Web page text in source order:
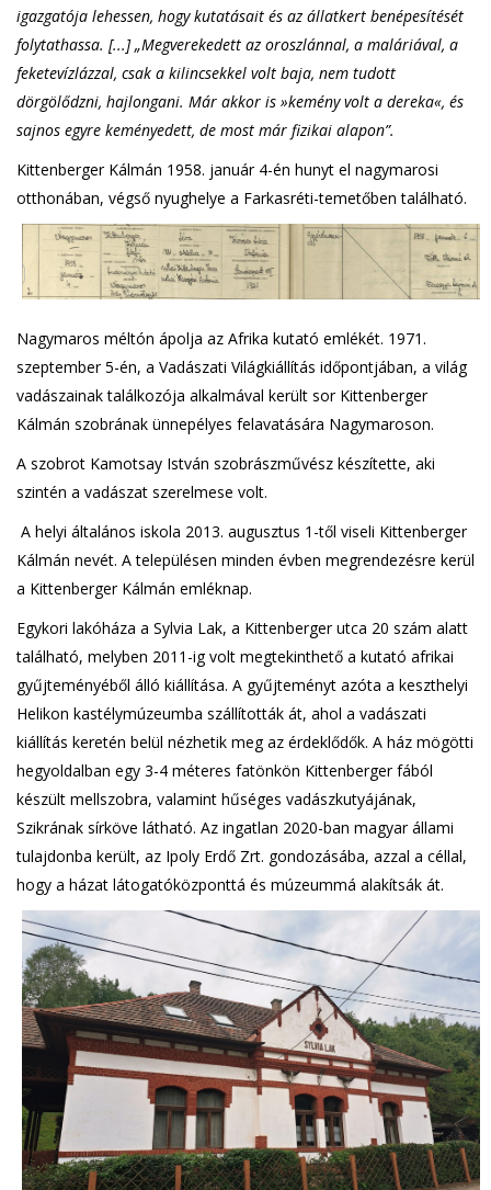
igazgatója lehessen, hogy kutatásait és az állatkert benépesítését
folytathassa. [...] „Megverekedett az oroszlánnal, a maláriával, a
feketevízlázzal, csak a kilincsekkel volt baja, nem tudott
dörgölődzni, hajlongani. Már akkor is »kemény volt a dereka«, és
sajnos egyre keményedett, de most már fizikai alapon”.
Kittenberger Kálmán 1958. január 4-én hunyt el nagymarosi
otthonában, végső nyughelye a Farkasréti-temetőben található.
Nagymaros méltón ápolja az Afrika kutató emlékét. 1971.
szeptember 5-én, a Vadászati Világkiállítás időpontjában, a világ
vadászainak találkozója alkalmával került sor Kittenberger
Kálmán szobrának ünnepélyes felavatására Nagymaroson.
A szobrot Kamotsay István szobrászművész készítette, aki
szintén a vadászat szerelmese volt.
A helyi általános iskola 2013. augusztus 1-től viseli Kittenberger
Kálmán nevét. A településen minden évben megrendezésre kerül
a Kittenberger Kálmán emléknap.
Egykori lakóháza a Sylvia Lak, a Kittenberger utca 20 szám alatt
található, melyben 2011-ig volt megtekinthető a kutató afrikai
gyűjteményéből álló kiállítása. A gyűjteményt azóta a keszthelyi
Helikon kastélymúzeumba szállították át, ahol a vadászati
kiállítás keretén belül nézhetik meg az érdeklődők. A ház mögötti
hegyoldalban egy 3-4 méteres fatönkön Kittenberger fából
készült mellszobra, valamint hűséges vadászkutyájának,
Szikrának sírköve látható. Az ingatlan 2020-ban magyar állami
tulajdonba került, az Ipoly Erdő Zrt. gondozásába, azzal a céllal,
hogy a házat látogatóközponttá és múzeummá alakítsák át.